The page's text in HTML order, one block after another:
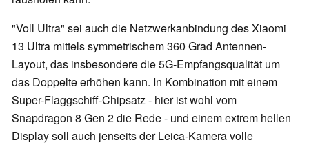
"Voll Ultra" sei auch die Netzwerkanbindung des Xiaomi
13 Ultra mittels symmetrischem 360 Grad Antennen-
Layout, das insbesondere die 5G-Empfangsqualität um
das Doppelte erhöhen kann. In Kombination mit einem
Super-Flaggschiff-Chipsatz - hier ist wohl vom
Snapdragon 8 Gen 2 die Rede - und einem extrem hellen
Display soll auch jenseits der Leica-Kamera volle